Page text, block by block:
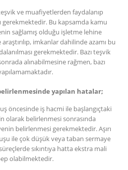
ve muafiyetlerden faydalanıp
gerekmektedir. Bu kapsamda kamu
sağlamış olduğu işletme lehine
imkanlar dahilinde azamı bu
gerekmektedir. Bazı teşvik
alınabilmesine rağmen, bazı
yapılan hatalar;
öncesinde iş hacmi ile başlangıçtaki
olarak belirlenmesi sonrasında
belirlenmesi gerekmektedir. Aşırı
ile çok düşük veya taban sermaye
sıkıntıya hatta ekstra mali
olabilmektedir.